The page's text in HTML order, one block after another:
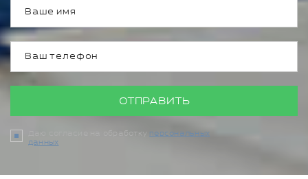
ОТПРАВИТЬ
Даю согласие на обработку персональных
данных